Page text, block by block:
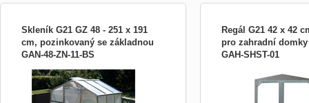
Skleník G21 GZ 48 - 251 x 191
cm, pozinkovaný se základnou
GAN-48-ZN-11-BS
základnou má konstrukci z kvalitních
hliníkových profilů. Je vhodný pro každou
zahradu. Má nově na každé straně
přidané dvě příčné vzpěry, díky kterým
Regál G21 42 x 42
pro zahradní
GAH-SHST-01
bezúdržbovým a
uskladnění nářadí a
vašem skleníku. Je